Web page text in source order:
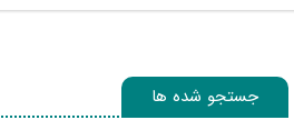
جستجو شده ها